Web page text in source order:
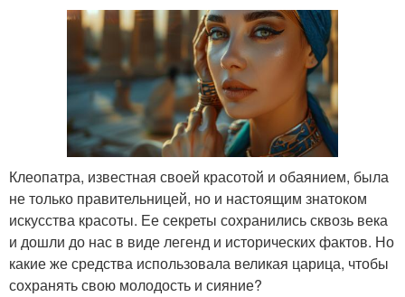
Клеопатра, известная своей красотой и обаянием, была
не только правительницей, но и настоящим знатоком
искусства красоты. Ее секреты сохранились сквозь века
и дошли до нас в виде легенд и исторических фактов. Но
какие же средства использовала великая царица, чтобы
сохранять свою молодость и сияние?